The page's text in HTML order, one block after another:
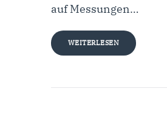
auf Messungen…
WEITERLESEN